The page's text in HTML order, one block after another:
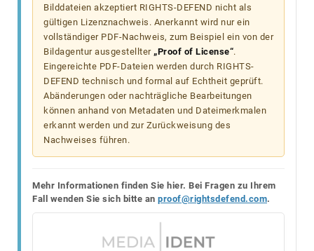
Bilddateien akzeptiert RIGHTS-DEFEND nicht als
gültigen Lizenznachweis. Anerkannt wird nur ein
vollständiger PDF-Nachweis, zum Beispiel ein von der
Bildagentur ausgestellter „Proof of License“.
Eingereichte PDF-Dateien werden durch RIGHTS-
DEFEND technisch und formal auf Echtheit geprüft.
Abänderungen oder nachträgliche Bearbeitungen
können anhand von Metadaten und Dateimerkmalen
erkannt werden und zur Zurückweisung des
Nachweises führen.
Mehr Informationen finden Sie hier. Bei Fragen zu Ihrem
Fall wenden Sie sich bitte an proof@rightsdefend.com.